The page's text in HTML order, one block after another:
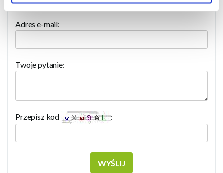
Adres e-mail:
Twoje pytanie:
Przepisz kod :
WYŚLIJ